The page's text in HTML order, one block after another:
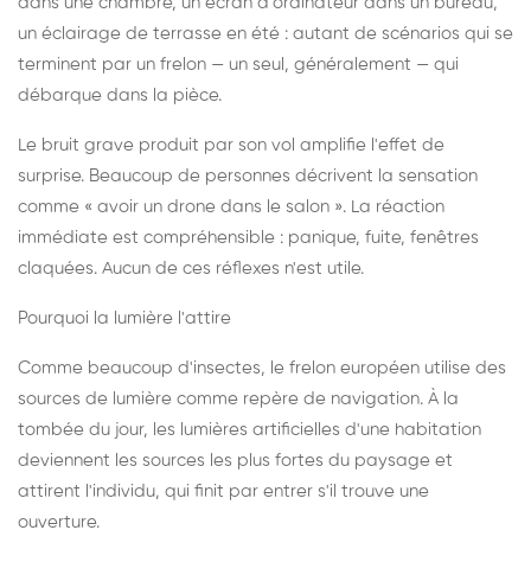
un éclairage de terrasse en été : autant de scénarios qui se
terminent par un frelon — un seul, généralement — qui
débarque dans la pièce.
Le bruit grave produit par son vol amplifie l'effet de
surprise. Beaucoup de personnes décrivent la sensation
comme « avoir un drone dans le salon ». La réaction
immédiate est compréhensible : panique, fuite, fenêtres
claquées. Aucun de ces réflexes n'est utile.
Pourquoi la lumière l'attire
Comme beaucoup d'insectes, le frelon européen utilise des
sources de lumière comme repère de navigation. À la
tombée du jour, les lumières artificielles d'une habitation
deviennent les sources les plus fortes du paysage et
attirent l'individu, qui finit par entrer s'il trouve une
ouverture.